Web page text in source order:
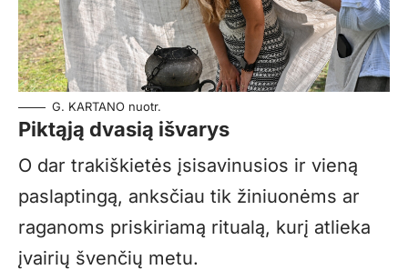
G. KARTANO nuotr.
Piktąją dvasią išvarys
O dar trakiškietės įsisavinusios ir vieną
paslaptingą, anksčiau tik žiniuonėms ar
raganoms priskiriamą ritualą, kurį atlieka
įvairių švenčių metu.